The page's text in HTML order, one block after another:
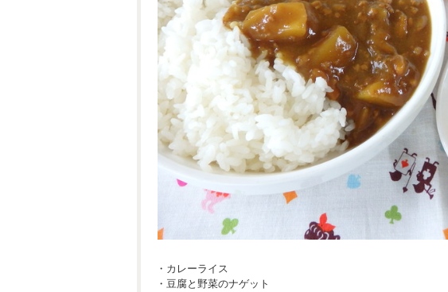
・カレーライス
・豆腐と野菜のナゲット